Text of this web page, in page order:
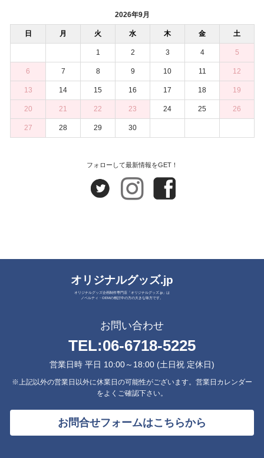
2026年9月
日 月 火 水 木 金 土
1 2 3 4 5
6 7 8 9 10 11 12
13 14 15 16 17 18 19
20 21 22 23 24 25 26
27 28 29 30
フォローして最新情報をGET！
オリジナルグッズ.jp
オリジナルグッズ企画制作専門店「オリジナルグッズ.jp」は
ノベルティ・OEMの検討中の方の大きな味方です。
お問い合わせ
TEL:06-6718-5225
営業日時 平日 10:00～18:00 (土日祝 定休日)
※上記以外の営業日以外に休業日の可能性がございます。営業日カレンダー
をよくご確認下さい。
お問合せフォームはこちらから